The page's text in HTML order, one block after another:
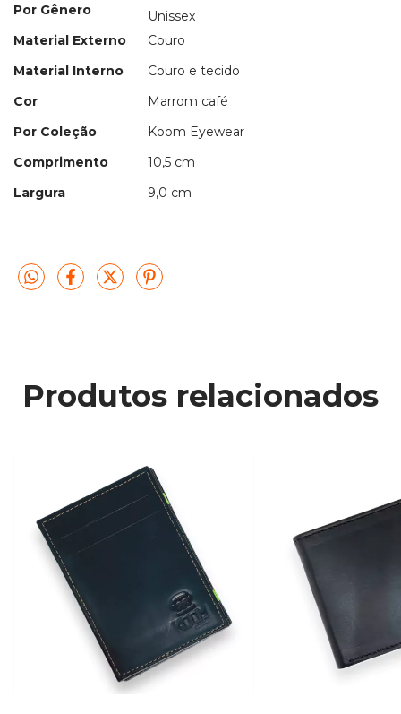
Por Gênero
Unissex
Material Externo
Couro
Material Interno
Couro e tecido
Cor
Marrom café
Por Coleção
Koom Eyewear
Comprimento
10,5 cm
Largura
9,0 cm
Produtos relacionados